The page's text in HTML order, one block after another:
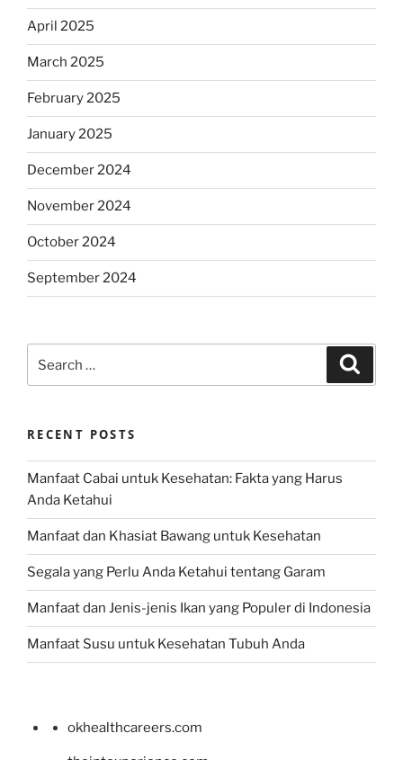
April 2025
March 2025
February 2025
January 2025
December 2024
November 2024
October 2024
September 2024
for:
RECENT POSTS
Manfaat Cabai untuk Kesehatan: Fakta yang Harus
Anda Ketahui
Manfaat dan Khasiat Bawang untuk Kesehatan
Segala yang Perlu Anda Ketahui tentang Garam
Manfaat dan Jenis-jenis Ikan yang Populer di Indonesia
Manfaat Susu untuk Kesehatan Tubuh Anda
okhealthcareers.com